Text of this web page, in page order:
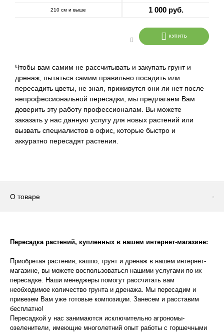
210 см и выше 1 000 руб.
КУПИТЬ
Чтобы вам самим не рассчитывать и закупать грунт и
дренаж, пытаться самим правильно посадить или
пересадить цветы, не зная, приживутся они ли нет после
непрофессиональной пересадки, мы предлагаем Вам
доверить эту работу профессионалам. Вы можете
заказать у нас данную услугу для новых растений или
вызвать специалистов в офис, которые быстро и
аккуратно пересадят растения.
О товаре
Пересадка растений, купленных в нашем интернет-магазине:
Приобретая растения, кашпо, грунт и дренаж в нашем интернет-
магазине, вы можете воспользоваться нашими услугами по их
пересадке. Наши менеджеры помогут рассчитать вам
необходимое количество грунта и дренажа. Мы пересадим и
привезем Вам уже готовые композиции. Занесем и расставим
бесплатно!
Пересадкой у нас занимаются исключительно агрономы-
озеленители, имеющие многолетний опыт работы с горшечными